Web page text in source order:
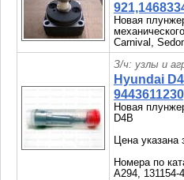
Новая
Carnival,
З/ч: узлы и
Hyundai
Новая
D4B
Цена указана
Номера по
A294,